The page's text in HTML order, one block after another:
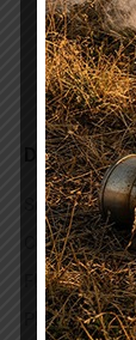
Notre
Derniers
Surveillance
Commande
Flyer
Plan